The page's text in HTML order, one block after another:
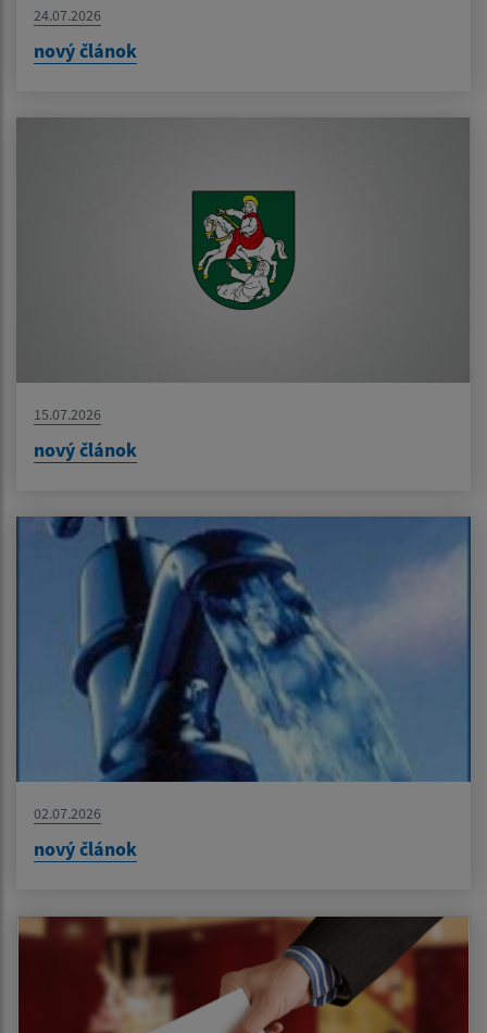
24.07.2026
nový článok
15.07.2026
nový článok
02.07.2026
nový článok